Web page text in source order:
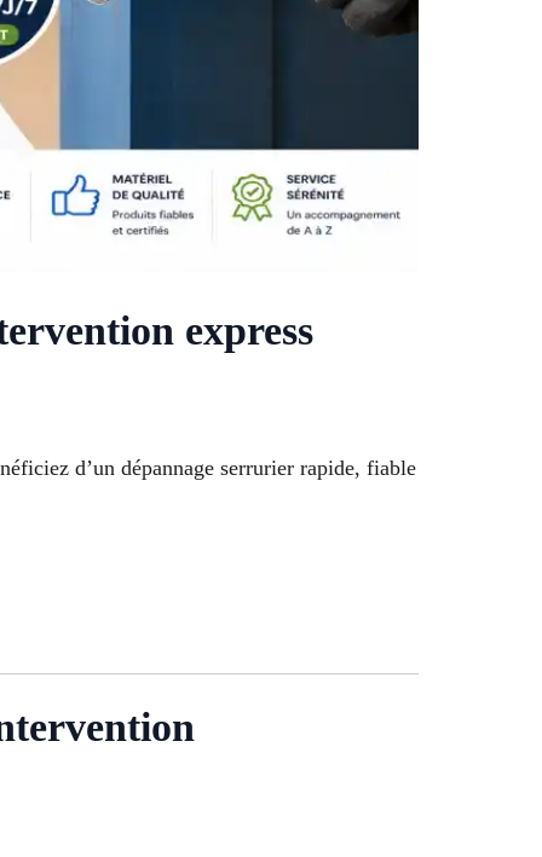
express
d’un dépannage serrurier rapide, fiable